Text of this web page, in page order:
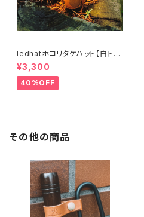
ledhatホコリタケハット【白トリ
ュフ】
¥3,300
40%OFF
その他の商品